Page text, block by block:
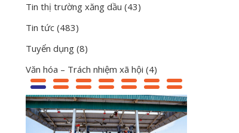
Tin thị trường xăng dầu (43)
Tin tức (483)
Tuyển dụng (8)
Văn hóa – Trách nhiệm xã hội (4)